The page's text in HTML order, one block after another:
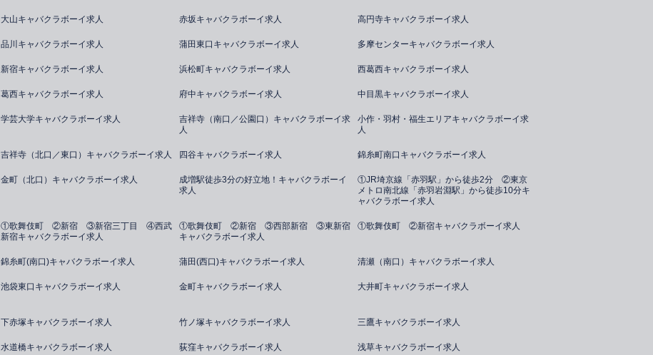
大山キャバクラボーイ求人 赤坂キャバクラボーイ求人 高円寺キャバクラボーイ求人
品川キャバクラボーイ求人 蒲田東口キャバクラボーイ求人 多摩センターキャバクラボーイ求人
新宿キャバクラボーイ求人 浜松町キャバクラボーイ求人 西葛西キャバクラボーイ求人
葛西キャバクラボーイ求人 府中キャバクラボーイ求人 中目黒キャバクラボーイ求人
学芸大学キャバクラボーイ求人
吉祥寺（南口／公園口）キャバクラボーイ求
人
小作・羽村・福生エリアキャバクラボーイ求
人
吉祥寺（北口／東口）キャバクラボーイ求人 四谷キャバクラボーイ求人 錦糸町南口キャバクラボーイ求人
金町（北口）キャバクラボーイ求人
成増駅徒歩3分の好立地！キャバクラボーイ
求人
①JR埼京線「赤羽駅」から徒歩2分 ②東京
メトロ南北線「赤羽岩淵駅」から徒歩10分キ
ャバクラボーイ求人
①歌舞伎町 ②新宿 ③新宿三丁目 ④西武
新宿キャバクラボーイ求人
①歌舞伎町 ②新宿 ③西部新宿 ③東新宿
キャバクラボーイ求人
①歌舞伎町 ②新宿キャバクラボーイ求人
錦糸町(南口)キャバクラボーイ求人 蒲田(西口)キャバクラボーイ求人 清瀬（南口）キャバクラボーイ求人
池袋東口キャバクラボーイ求人 金町キャバクラボーイ求人 大井町キャバクラボーイ求人
下赤塚キャバクラボーイ求人 竹ノ塚キャバクラボーイ求人 三鷹キャバクラボーイ求人
水道橋キャバクラボーイ求人 荻窪キャバクラボーイ求人 浅草キャバクラボーイ求人